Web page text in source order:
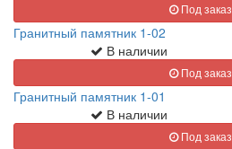
Под заказ
Гранитный памятник 1-02
В наличии
Под заказ
Гранитный памятник 1-01
В наличии
Под заказ